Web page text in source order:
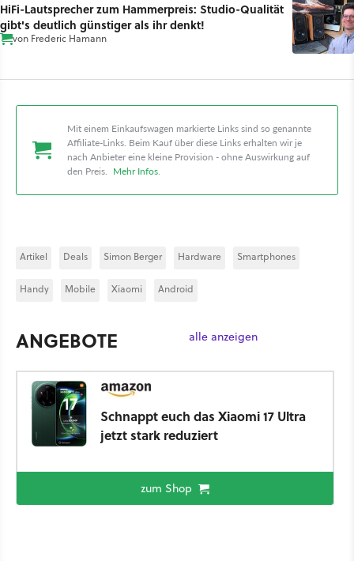
HiFi-Lautsprecher zum Hammerpreis: Studio-Qualität
gibt's deutlich günstiger als ihr denkt!
von Frederic Hamann
Mit einem Einkaufswagen markierte Links sind so genannte
Affiliate-Links. Beim Kauf über diese Links erhalten wir je
nach Anbieter eine kleine Provision - ohne Auswirkung auf
den Preis. Mehr Infos.
Artikel Deals Simon Berger Hardware Smartphones
Handy Mobile Xiaomi Android
ANGEBOTE alle anzeigen
Schnappt euch das Xiaomi 17 Ultra
jetzt stark reduziert
zum Shop